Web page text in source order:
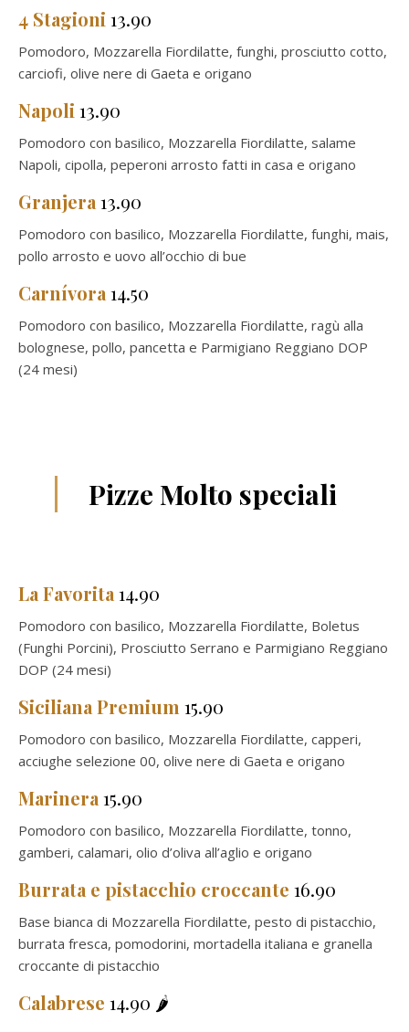
4 Stagioni13.90
Pomodoro, Mozzarella Fiordilatte, funghi, prosciutto cotto,
carciofi, olive nere di Gaeta e origano
Napoli13.90
Pomodoro con basilico, Mozzarella Fiordilatte, salame
Napoli, cipolla, peperoni arrosto fatti in casa e origano
Granjera13.90
Pomodoro con basilico, Mozzarella Fiordilatte, funghi, mais,
pollo arrosto e uovo all’occhio di bue
Carnívora14.50
Pomodoro con basilico, Mozzarella Fiordilatte, ragù alla
bolognese, pollo, pancetta e Parmigiano Reggiano DOP
(24 mesi)
Pizze Molto speciali
La Favorita14.90
Pomodoro con basilico, Mozzarella Fiordilatte, Boletus
(Funghi Porcini), Prosciutto Serrano e Parmigiano Reggiano
DOP (24 mesi)
Siciliana Premium15.90
Pomodoro con basilico, Mozzarella Fiordilatte, capperi,
acciughe selezione 00, olive nere di Gaeta e origano
Marinera15.90
Pomodoro con basilico, Mozzarella Fiordilatte, tonno,
gamberi, calamari, olio d’oliva all’aglio e origano
Burrata e pistacchio croccante 16.90
Base bianca di Mozzarella Fiordilatte, pesto di pistacchio,
burrata fresca, pomodorini, mortadella italiana e granella
croccante di pistacchio
Calabrese 14.90 🌶️